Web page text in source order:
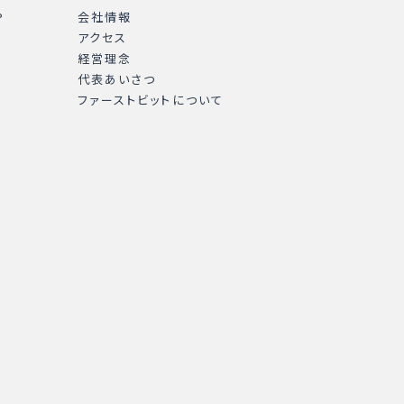
会社情報
アクセス
経営理念
代表あいさつ
ファーストビットについて